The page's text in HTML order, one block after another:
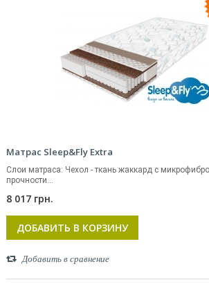
Матрас Sleep&Fly Extra
Слои матраса: Чехол - ткань жаккард с
прочности...
8 017 грн.
ДОБАВИТЬ В КОРЗИНУ
Добавить в сравнение